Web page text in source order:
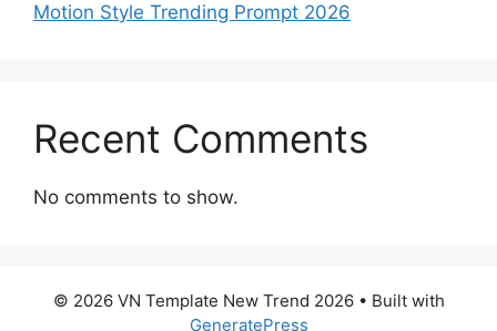
Motion Style Trending Prompt 2026
Recent Comments
No comments to show.
© 2026 VN Template New Trend 2026• Built with
GeneratePress